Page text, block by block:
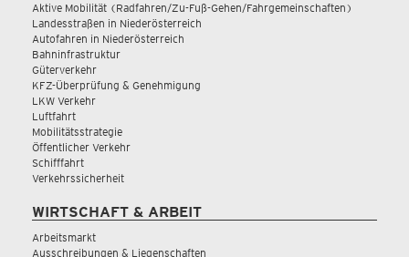
Aktive Mobilität (Radfahren/Zu-Fuß-Gehen/Fahrgemeinschaften)
Landesstraßen in Niederösterreich
Autofahren in Niederösterreich
Bahninfrastruktur
Güterverkehr
KFZ-Überprüfung & Genehmigung
LKW Verkehr
Luftfahrt
Mobilitätsstrategie
Öffentlicher Verkehr
Schifffahrt
Verkehrssicherheit
WIRTSCHAFT & ARBEIT
Arbeitsmarkt
Ausschreibungen & Liegenschaften